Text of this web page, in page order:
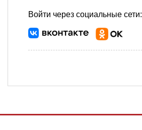
Войти через социальные сети: